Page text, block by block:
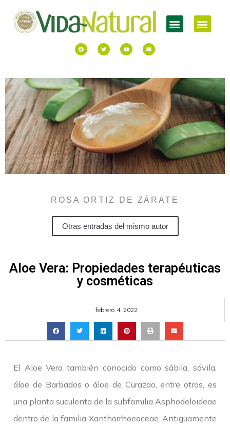
ROSA ORTIZ DE ZÁRATE
Otras entradas del mismo autor
Aloe Vera: Propiedades terapéuticas
y cosméticas
febrero 4, 2022
El Aloe Vera también conocido como sábila, sávila,
áloe de Barbados o áloe de Curazao, entre otros, es
una planta suculenta de la subfamilia Asphodeloideae
dentro de la familia Xanthorrhoeaceae. Antiguamente